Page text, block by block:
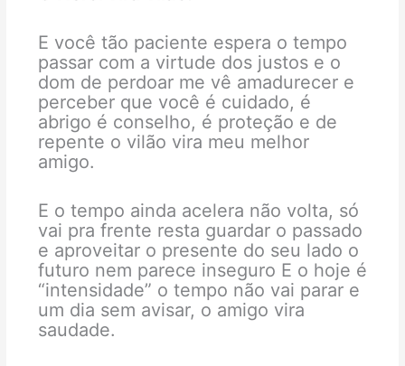
E você tão paciente espera o tempo
passar com a virtude dos justos e o
dom de perdoar me vê amadurecer e
perceber que você é cuidado, é
abrigo é conselho, é proteção e de
repente o vilão vira meu melhor
amigo.
E o tempo ainda acelera não volta, só
vai pra frente resta guardar o passado
e aproveitar o presente do seu lado o
futuro nem parece inseguro E o hoje é
“intensidade” o tempo não vai parar e
um dia sem avisar, o amigo vira
saudade.